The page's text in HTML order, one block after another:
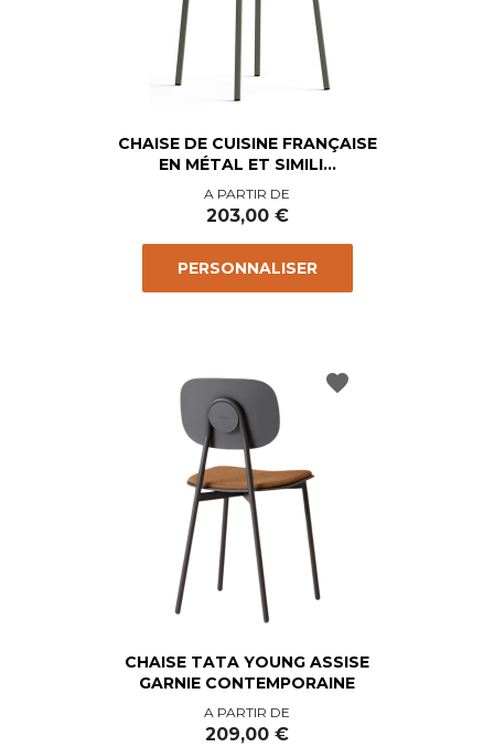
CHAISE DE CUISINE FRANÇAISE
EN MÉTAL ET SIMILI...
Prix
A PARTIR DE
203,00 €
PERSONNALISER
CHAISE TATA YOUNG ASSISE
GARNIE CONTEMPORAINE
Prix
A PARTIR DE
209,00 €
favorite